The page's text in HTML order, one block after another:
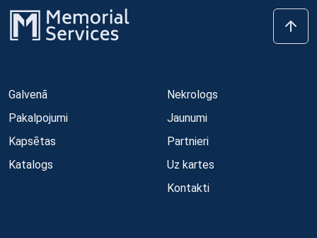
Galvenā
Pakalpojumi
Kapsētas
Katalogs
Nekrologs
Jaunumi
Partnieri
Uz kartes
Kontakti